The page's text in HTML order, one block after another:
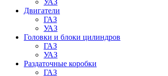
УАЗ
Двигатели
ГАЗ
УАЗ
Головки и блоки цилиндров
ГАЗ
УАЗ
Раздаточные коробки
ГАЗ